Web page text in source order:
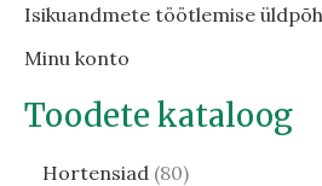
Isikuandmete töötlemise
Minu konto
Toodete kataloog
Hortensiad 80